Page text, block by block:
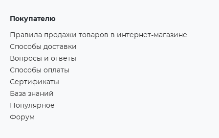
Покупателю
Правила продажи товаров в интернет-магазине
Способы доставки
Вопросы и ответы
Способы оплаты
Сертификаты
База знаний
Популярное
Форум